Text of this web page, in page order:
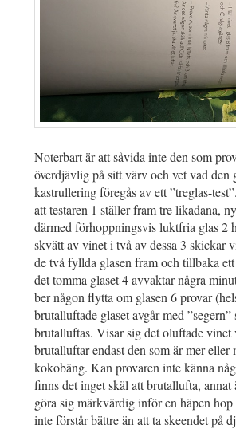
Noterbart är att såvida inte den som
överdjävlig på sitt värv och vet vad den
kastrullering föregås av ett ”treglas-
att testaren 1 ställer fram tre likadana,
därmed förhoppningsvis luktfria glas 2
skvätt av vinet i två av dessa 3 skickar
de två fyllda glasen fram och tillbaka
det tomma glaset 4 avvaktar några
ber någon flytta om glasen 6 provar
brutalluftade glaset avgår med
brutalluftas. Visar sig det oluftade vinet
brutalluftar endast den som är mer eller
kokobäng. Kan provaren inte känna
finns det inget skäl att brutallufta,
göra sig märkvärdig inför en häpen
inte förstår bättre än att ta skeendet på